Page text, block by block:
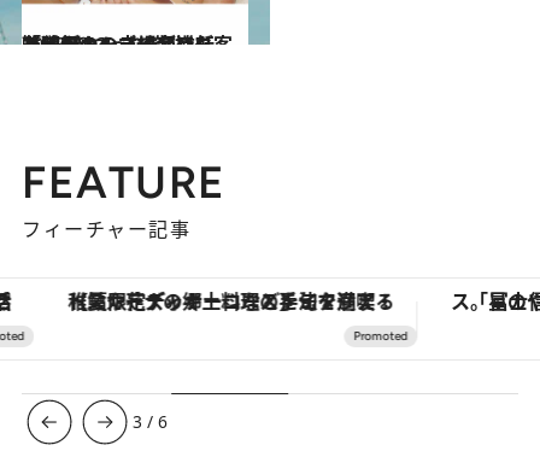
2023.2.23
難破クルーズで金持ち客と使用人の立場が逆転 「逆転のトライアングル」がカンヌに起こした“引きつった笑い”
カルチャー
FEATURE
フィーチャー記事
【夏限定ディナーコース】旬を迎える稚鮎や花ズッキーニなどをイタリア・トスカーナの郷土料理の手法で満喫！
3 /6